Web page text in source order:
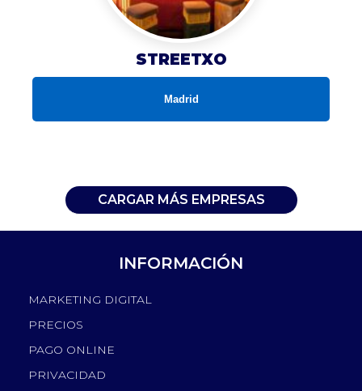
STREETXO
Madrid
CARGAR MÁS EMPRESAS
INFORMACIÓN
MARKETING DIGITAL
PRECIOS
PAGO ONLINE
PRIVACIDAD